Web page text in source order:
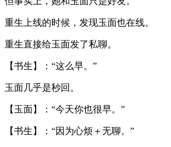
重生上线的时候，发现玉面也在线。
重生直接给玉面发了私聊。
【书生】：“这么早。”
玉面几乎是秒回。
【玉面】：“今天你也很早。”
【书生】：“因为心烦＋无聊。”